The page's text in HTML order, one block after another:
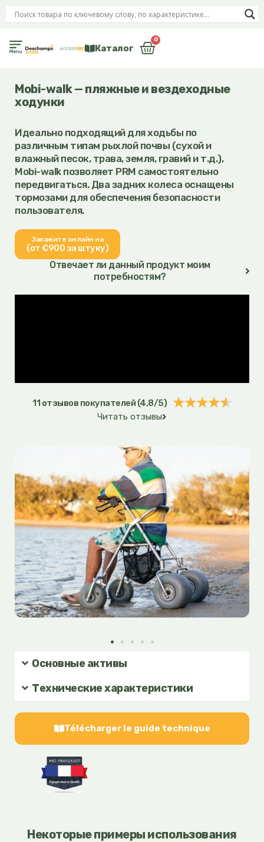
содержимому
Каталог
0
Корзина
Mobi-walk — пляжные и вездеходные
ходунки
Идеально подходящий для ходьбы по
различным типам рыхлой почвы (сухой и
влажный песок, трава, земля, гравий и т.д.),
Mobi-walkпозволяет PRM самостоятельно
передвигаться. Два задних колеса оснащены
тормозами для обеспечения безопасности
пользователя.
Закажите онлайн на
(от €900 за штуку)
Отвечает ли данный продукт моим
потребностям?
11 отзывов покупателей (4,8/5) ★★★★★
Читать отзывы
Основные активы
Технические характеристики
Télécharger le guide technique
Некоторые примеры использования